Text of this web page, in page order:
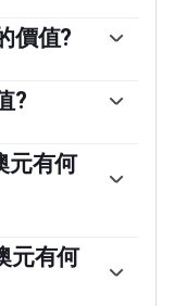
價值?
著跨境資本管製
度的高通脹往往
所的全球投資
利亞就是澳元。
?
安全和增長的經
多的資本流入增
造業和服務業
提高利率，這也
元有何
利亞儲備銀行
產(通常是政府或
流動性。量化寬
元有何